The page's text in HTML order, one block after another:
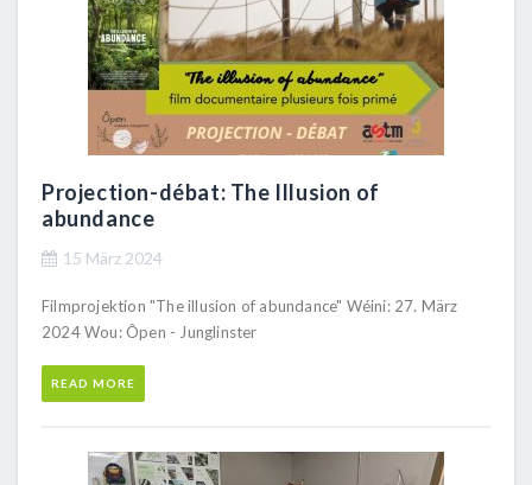
Projection-débat: The Illusion of
abundance
15 März 2024
Filmprojektion "The illusion of abundance" Wéini: 27. März
2024 Wou: Ôpen - Junglinster
READ MORE